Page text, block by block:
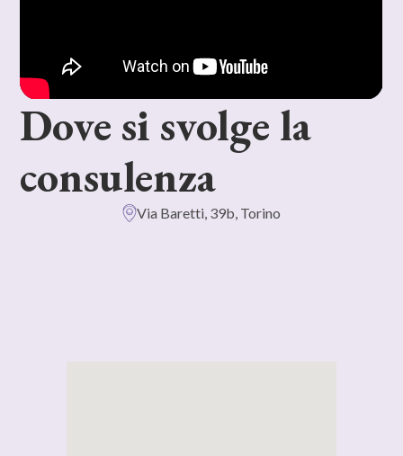
Dove si svolge la
consulenza
Via Baretti, 39b, Torino